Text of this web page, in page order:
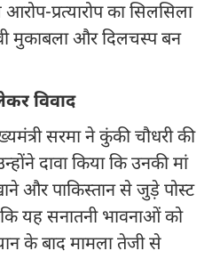
प्रत्यारोप का सिलसिला
मुकाबला और दिलचस्प बन
विवाद
सरमा ने कुंकी चौधरी की
दावा किया कि उनकी मां
और पाकिस्तान से जुड़े पोस्ट
यह सनातनी भावनाओं को
के बाद मामला तेजी से